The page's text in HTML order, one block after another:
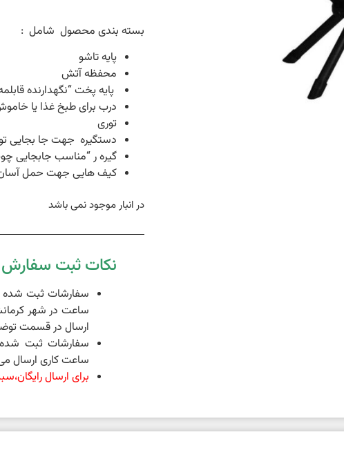
بسته بندی محصول شامل :
پایه تاشو
محفظه آتش
پایه پخت “نگهدارنده
درب برای طبخ غذا یا
توری
دستگیره جهت جا بجایی
گیره ر “مناسب جابجایی
کیف هایی جهت حمل
در انبار موجود نمی باشد
نکات ثبت سفارش
ساعت در شهر
ارسال در قسمت
ساعت کاری ارسال
برای ارسال رایگان،سبد خرید